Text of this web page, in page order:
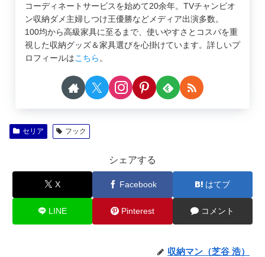
コーディネートサービスを始めて20余年。TVチャンピオ
ン収納ダメ主婦しつけ王優勝などメディア出演多数。
100均から高級家具に至るまで、使いやすさとコスパを重
視した収納グッズ＆家具選びを心掛けています。詳しいプ
ロフィールはこちら 。
セリア フック
シェアする
X Facebook はてブ
LINE Pinterest コメント
収納マン（芝谷 浩）